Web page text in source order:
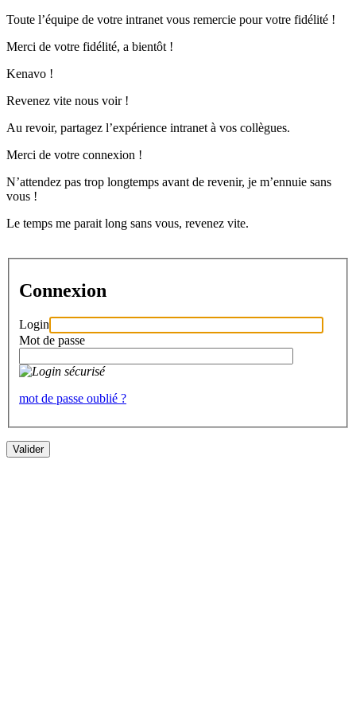
Toute l’équipe de votre intranet vous remercie pour votre fidélité !
Merci de votre fidélité, a bientôt !
Kenavo !
Revenez vite nous voir !
Au revoir, partagez l’expérience intranet à vos collègues.
Merci de votre connexion !
N’attendez pas trop longtemps avant de revenir, je m’ennuie sans
vous !
Le temps me parait long sans vous, revenez vite.
Connexion
Login
Mot de passe
mot de passe oublié ?